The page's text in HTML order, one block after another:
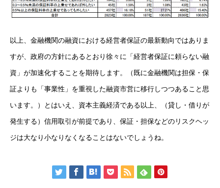
以上、金融機関の融資における経営者保証の最新動向ではありま
すが、政府の方針にあるとおり徐々に「経営者保証に頼らない融
資」が加速化することを期待します。（既に金融機関は担保・保
証よりも「事業性」を重視した融資市営に移行しつつあること思
います。）とはいえ、資本主義経済である以上、（貸し・借りが
発生する）信用取引が前提であり、保証・担保などのリスクヘッ
ジは大なり小なりなくなることはないでしょうね。